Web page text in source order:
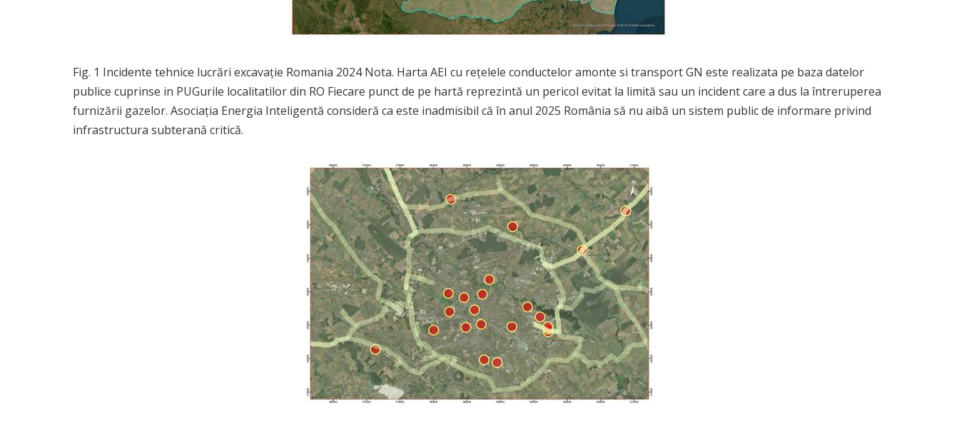
Fig. 1 Incidente tehnice lucrări excavație Romania 2024 Nota. Harta AEI cu rețelele conductelor amonte si transport GN este realizata pe baza datelor
publice cuprinse in PUGurile localitatilor din RO Fiecare punct de pe hartă reprezintă un pericol evitat la limită sau un incident care a dus la întreruperea
furnizării gazelor. Asociația Energia Inteligentă consideră ca este inadmisibil că în anul 2025 România să nu aibă un sistem public de informare privind
infrastructura subterană critică.